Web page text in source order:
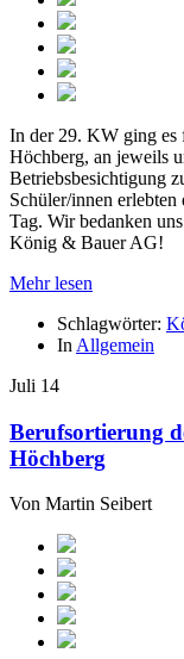
In der 29. KW ging es
Höchberg, an jeweils
Betriebsbesichtigung
Schüler/innen erlebten
Tag. Wir bedanken
König & Bauer AG!
Mehr lesen
Schlagwörter:
In Allgemein
Juli 14
Berufsortierung
Höchberg
Von Martin Seibert